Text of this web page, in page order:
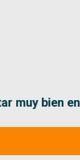
muy bien